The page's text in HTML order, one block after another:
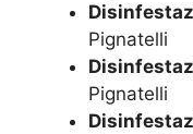
Pignatelli
Pignatelli